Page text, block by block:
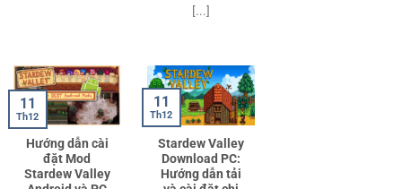
[...]
Hướng dẫn cài
đặt Mod
Stardew Valley
11
Th12
Stardew Valley
Download PC:
Hướng dẫn tải
11
Th12